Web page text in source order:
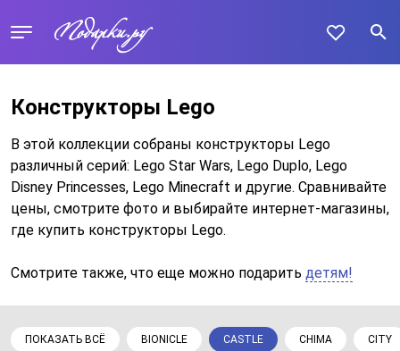
Конструкторы Lego
В этой коллекции собраны конструкторы Lego
различный серий: Lego Star Wars, Lego Duplo, Lego
Disney Princesses, Lego Minecraft и другие. Сравнивайте
цены, смотрите фото и выбирайте интернет-магазины,
где купить конструкторы Lego.
Смотрите также, что еще можно подарить детям!
ПОКАЗАТЬ ВСЁ BIONICLE CASTLE CHIMA CITY